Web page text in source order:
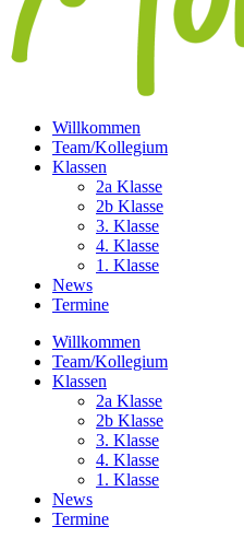
Willkommen
Team/Kollegium
Klassen
2a Klasse
2b Klasse
3. Klasse
4. Klasse
1. Klasse
News
Termine
Willkommen
Team/Kollegium
Klassen
2a Klasse
2b Klasse
3. Klasse
4. Klasse
1. Klasse
News
Termine